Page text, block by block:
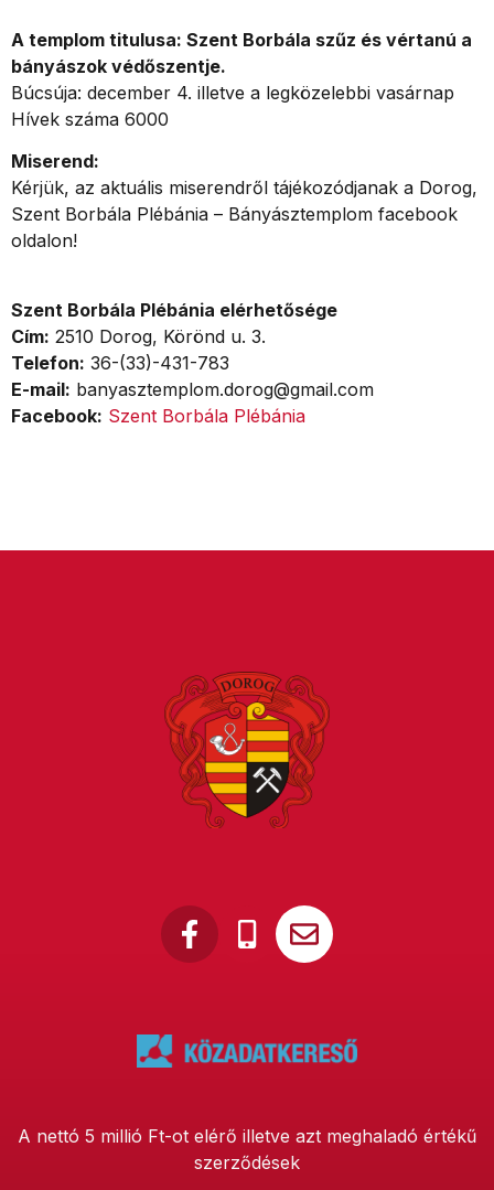
A templom titulusa: Szent Borbála szűz és vértanú a
bányászok védőszentje.
Búcsúja: december 4. illetve a legközelebbi vasárnap
Hívek száma 6000
Miserend:
Kérjük, az aktuális miserendről tájékozódjanak a Dorog,
Szent Borbála Plébánia – Bányásztemplom facebook
oldalon!
Szent Borbála Plébánia elérhetősége
Cím: 2510 Dorog, Körönd u. 3.
Telefon: 36-(33)-431-783
E-mail: banyasztemplom.dorog@gmail.com
Facebook: Szent Borbála Plébánia
A nettó 5 millió Ft-ot elérő illetve azt meghaladó értékű
szerződések